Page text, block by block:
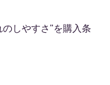
しやすさ"を購入条